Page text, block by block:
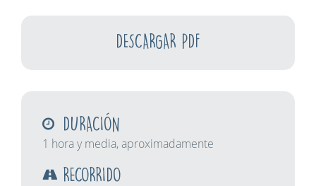
DESCARGAR PDF
DURACIÓN
1 hora y media, aproximadamente
RECORRIDO